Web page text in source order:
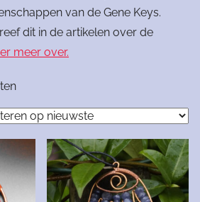
van de Gene Keys.
dit in de artikelen over de
meer over.
Gesorteerd
op
nieuwste